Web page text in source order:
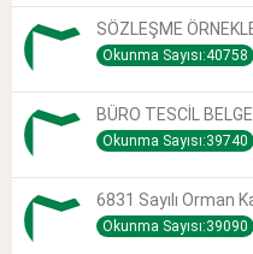
SÖZLEŞME
Okunma Sayısı:40758
BÜRO TESCİL
Okunma Sayısı:39740
6831 Sayılı Orman
Okunma Sayısı:39090